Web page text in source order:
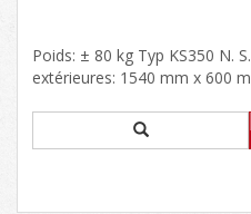
Poids: ± 80 kg Typ KS350 N.
extérieures: 1540 mm x 600